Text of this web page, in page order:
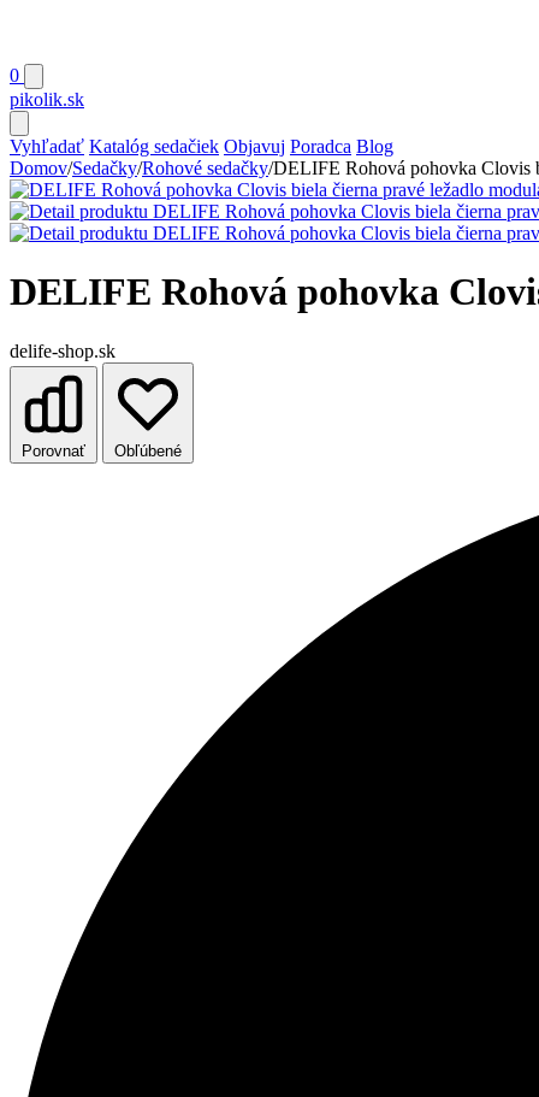
0
pikolik.sk
Vyhľadať Katalóg sedačiek Objavuj Poradca Blog
Domov/Sedačky/Rohové sedačky/DELIFE Rohová pohovka Clovis
DELIFE Rohová pohovka
delife-shop.sk
Porovnať Obľúbené